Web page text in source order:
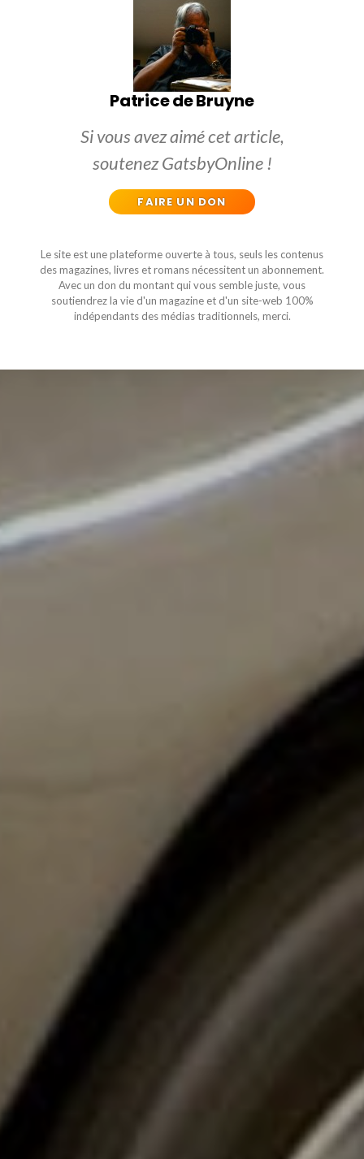
Patrice de Bruyne
Si vous avez aimé cet article,
soutenez GatsbyOnline !
FAIRE UN DON
Le site est une plateforme ouverte à tous, seuls les contenus
des magazines, livres et romans nécessitent un abonnement.
Avec un don du montant qui vous semble juste, vous
soutiendrez la vie d'un magazine et d'un site-web 100%
indépendants des médias traditionnels, merci.